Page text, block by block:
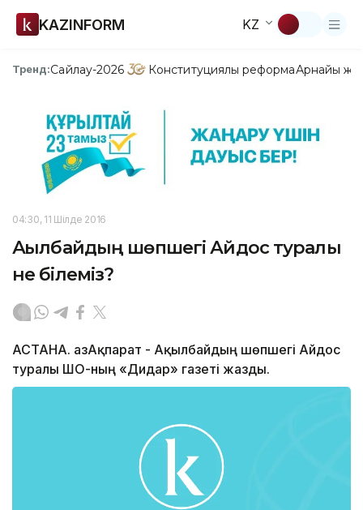
KAZINFORM KZ
Тренд:Сайлау-2026 Конституциялық реформаАрнайы
04:30, 11 Шілде 2016
Ақылбайдың шөпшегі Айдос туралы
не білеміз?
АСТАНА. ҚазАқпарат - Ақылбайдың шөпшегі Айдос
туралы ШҚО-ның «Дидар» газеті жазды.